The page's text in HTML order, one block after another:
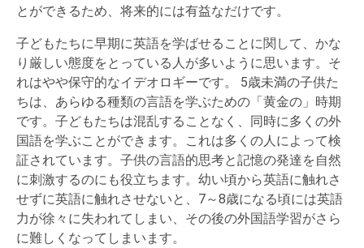
とができるため、将来的には有益なだけです。
子どもたちに早期に英語を学ばせることに関して、かな
り厳しい態度をとっている人が多いように思います。そ
れはやや保守的なイデオロギーです。 5歳未満の子供た
ちは、あらゆる種類の言語を学ぶための「黄金の」時期
です。子どもたちは混乱することなく、同時に多くの外
国語を学ぶことができます。これは多くの人によって検
証されています。子供の言語的思考と記憶の発達を自然
に刺激するのにも役立ちます。幼い頃から英語に触れさ
せずに英語に触れさせないと、7～8歳になる頃には英語
力が徐々に失われてしまい、その後の外国語学習がさら
に難しくなってしまいます。
Đồng ý Hủy